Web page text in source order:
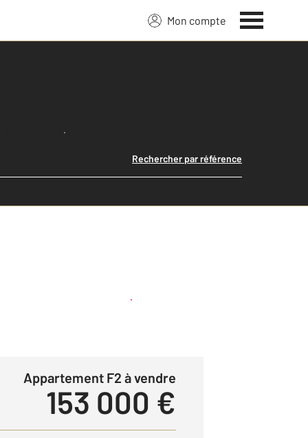
Mon compte
Lancer ma recherche
Rechercher par référence
Créer une alerte
Appartement F2 à vendre
153 000 €